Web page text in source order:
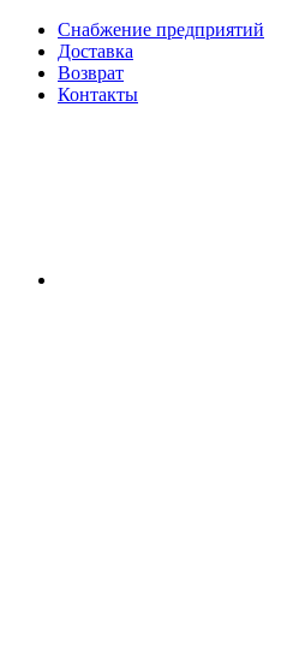
Снабжение предприятий
Доставка
Возврат
Контакты